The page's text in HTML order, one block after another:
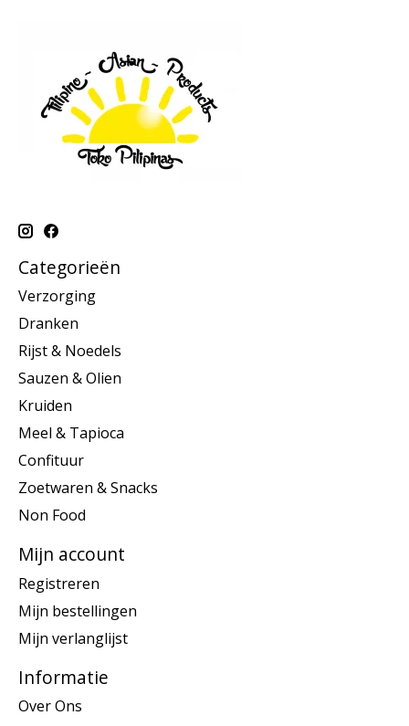
Categorieën
Verzorging
Dranken
Rijst & Noedels
Sauzen & Olien
Kruiden
Meel & Tapioca
Confituur
Zoetwaren & Snacks
Non Food
Mijn account
Registreren
Mijn bestellingen
Mijn verlanglijst
Informatie
Over Ons